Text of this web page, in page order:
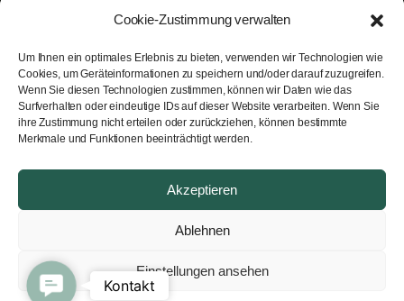
Cookie-Zustimmung verwalten
Um Ihnen ein optimales Erlebnis zu bieten, verwenden wir Technologien wie
Cookies, um Geräteinformationen zu speichern und/oder darauf zuzugreifen.
Wenn Sie diesen Technologien zustimmen, können wir Daten wie das
Surfverhalten oder eindeutige IDs auf dieser Website verarbeiten. Wenn Sie
ihre Zustimmung nicht erteilen oder zurückziehen, können bestimmte
Merkmale und Funktionen beeinträchtigt werden.
Akzeptieren
Ablehnen
Einstellungen ansehen
Dr. Bernd Schuster
Facharzt für Plastische, Ästhetische
und Rekonstruktive Chirurgie.
Rainbergstraße 3A· A-5020 Salzburg
Ihr individueller Termin unter
email:info@lookgood.at
Hauseigene Parkplätze stehen Ihnen
Contact UsKontakt